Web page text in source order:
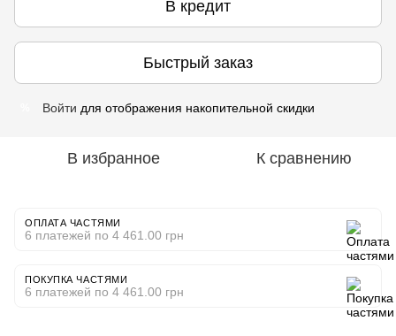
В кредит
Быстрый заказ
Войти для отображения накопительной скидки
В избранное К сравнению
ОПЛАТА ЧАСТЯМИ
6 платежей по 4 461.00 грн
ПОКУПКА ЧАСТЯМИ
6 платежей по 4 461.00 грн